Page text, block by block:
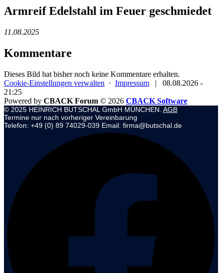
Armreif Edelstahl im Feuer geschmiedet
11.08.2025
Kommentare
Dieses Bild hat bisher noch keine Kommentare erhalten.
Cookie-Einstellungen verwalten · Impressum |
08.08.2026 -
21:25
Powered by CBACK Forum © 2026 CBACK Software
© 2025 HEINRICH BUTSCHAL GmbH MÜNCHEN. AGB
Termine nur nach vorheriger Vereinbarung
Telefon: +49 (0) 89 74029-039 Email: firma@butschal.de